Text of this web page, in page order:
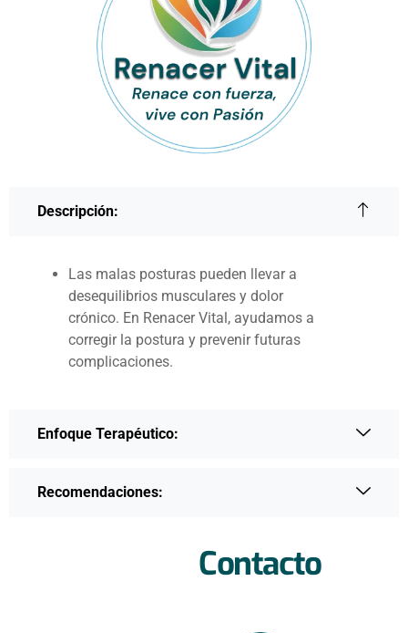
Descripción:
Las malas posturas pueden llevar a
desequilibrios musculares y dolor
crónico. En Renacer Vital, ayudamos a
corregir la postura y prevenir futuras
complicaciones.
Enfoque Terapéutico:
Recomendaciones:
Contacto